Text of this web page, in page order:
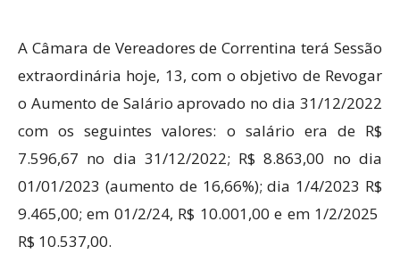
A Câmara de Vereadores de Correntina terá Sessão
extraordinária hoje, 13, com o objetivo de Revogar
o Aumento de Salário aprovado no dia 31/12/2022
com os seguintes valores: o salário era de R$
7.596,67 no dia 31/12/2022; R$ 8.863,00 no dia
01/01/2023 (aumento de 16,66%); dia 1/4/2023 R$
9.465,00; em 01/2/24, R$ 10.001,00 e em 1/2/2025
R$ 10.537,00.